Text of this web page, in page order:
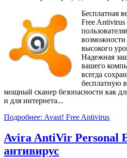
Бесплатная
Free Antivirus
возможности
высокого
Надежная
вашего
всегда
бесплатную
мощный сканер безопасности как
и для интернета...
Подробнее: Avast! Free Antivirus
Avira AntiVir Personal
антивирус